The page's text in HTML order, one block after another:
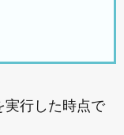
実行した時点で